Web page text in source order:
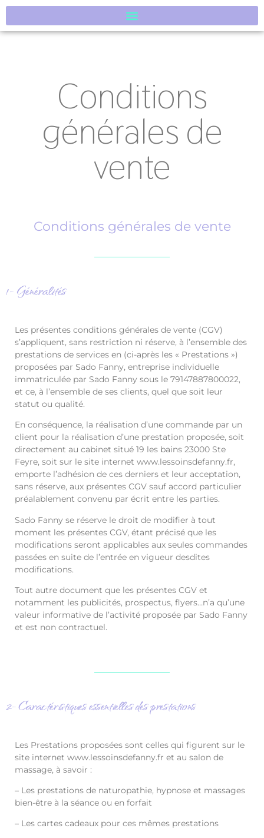
Conditions
générales de
vente
Conditions générales de vente
1- Généralités
Les présentes conditions générales de vente (CGV)
s’appliquent, sans restriction ni réserve, à l’ensemble des
prestations de services en (ci-après les « Prestations »)
proposées par Sado Fanny, entreprise individuelle
immatriculée par Sado Fanny sous le 79147887800022,
et ce, à l’ensemble de ses clients, quel que soit leur
statut ou qualité.
En conséquence, la réalisation d’une commande par un
client pour la réalisation d’une prestation proposée, soit
directement au cabinet situé 19 les bains 23000 Ste
Feyre, soit sur le site internet www.lessoinsdefanny.fr,
emporte l’adhésion de ces derniers et leur acceptation,
sans réserve, aux présentes CGV sauf accord particulier
préalablement convenu par écrit entre les parties.
Sado Fanny se réserve le droit de modifier à tout
moment les présentes CGV, étant précisé que les
modifications seront applicables aux seules commandes
passées en suite de l’entrée en vigueur desdites
modifications.
Tout autre document que les présentes CGV et
notamment les publicités, prospectus, flyers…n’a qu’une
valeur informative de l’activité proposée par Sado Fanny
et est non contractuel.
2- Caractéristiques essentielles des prestations
Les Prestations proposées sont celles qui figurent sur le
site internet www.lessoinsdefanny.fr et au salon de
massage, à savoir :
– Les prestations de naturopathie, hypnose et massages
bien-être à la séance ou en forfait
– Les cartes cadeaux pour ces mêmes prestations